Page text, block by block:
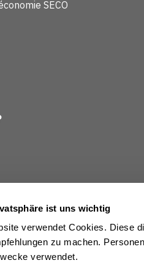
ist uns wichtig
verwendet Cookies. Diese
zu machen.
verwendet.
SECO